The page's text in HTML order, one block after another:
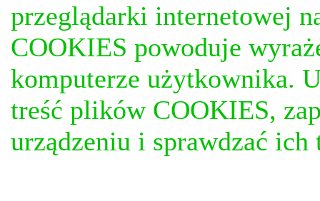
przeglądarki internetowej
COOKIES powoduje
komputerze użytkownika.
treść plików COOKIES,
urządzeniu i sprawdzać ich